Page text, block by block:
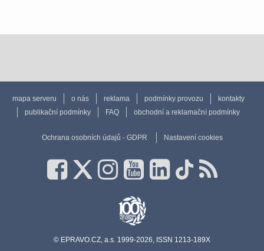
mapa serveru o nás reklama podmínky provozu
kontakty
publikační podmínky
FAQ obchodní a reklamační podmínky
Ochrana osobních údajů - GDPR Nastavení cookies
© EPRAVO.CZ, a.s. 1999-2026, ISSN 1213-189X